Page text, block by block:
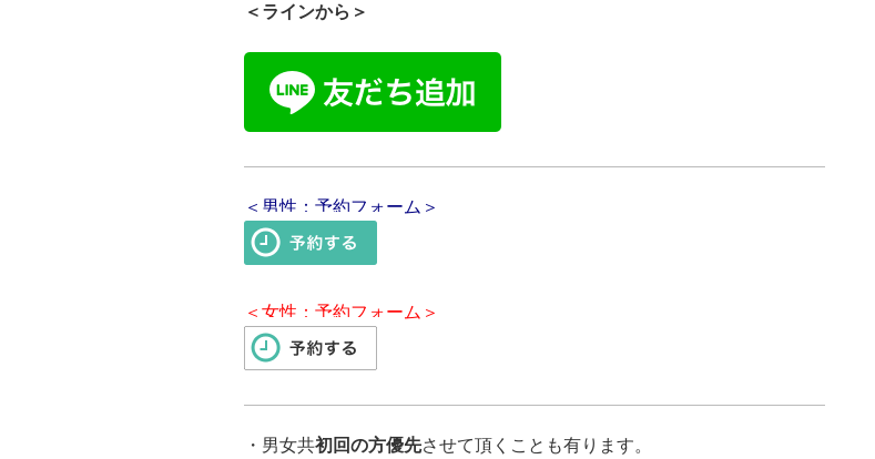
＜ラインから＞
＜男性：予約フォーム＞
＜女性：予約フォーム＞
・男女共初回の方優先させて頂くことも有ります。